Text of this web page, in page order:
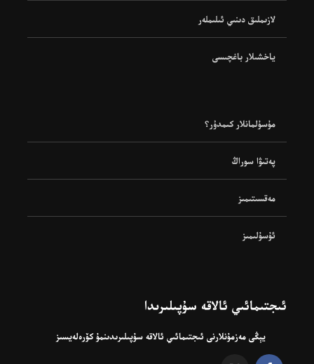
لازىملىق دىنىي ئىلىملەر
ياخشىلار باغچىسى
مۇسۇلمانلار كىمدۇر؟
پەتىۋا سوراڭ
مەقسىتىمىز
ئۇسۇلىمىز
ئىجتىمائىي ئالاقە سۇپىلىرىدا
يېڭى مەزمۇنلارنى ئىجتىمائىي ئالاقە سۇپىلىرىدىنمۇ كۆرەلەيسىز